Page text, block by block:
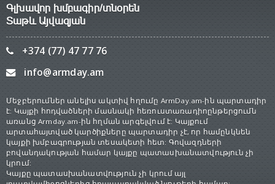
Գլխավոր խմբագիր/տնօրեն
Տաթև Այվազյան
+374 (77) 47 77 76
info@armday.am
Մեջբերումներ անելիս ակտիվ հղումը ArmDay.am-ին պարտադիր
է: Կայքի հոդվածների մասնակի հեռուստառադիոընթերցումն
առանց Armday.am-ին հղման արգելվում է: Կայքում
արտահայտված կարծիքները պարտադիր չէ, որ համընկնեն
կայքի խմբագրության տեսակետի հետ: Գովազդների
բովանդակության համար կայքը պատասխանատվություն չի
կրում:
Կայքը պատասխանատվություն չի կրում այլ